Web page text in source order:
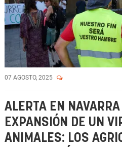
07 AGOSTO, 2025
ALERTA EN
EXPANSIÓN DE UN
ANIMALES: LOS